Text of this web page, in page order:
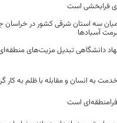
فرابخشی است
میان سه استان شرقی کشور در خراسان
آسبادها
دانشگاهی تبدیل مزیت‌های
به انسان و مقابله با ظلم به کار
است